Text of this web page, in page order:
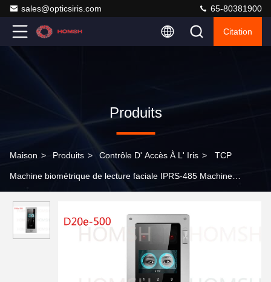
sales@opticsiris.com 65-80381900
Citation
Produits
Maison > Produits > Contrôle D' Accès À L' Iris > TCP
Machine biométrique de lecture faciale IPRS-485 Machine